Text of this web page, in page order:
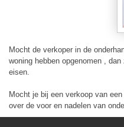
Mocht de verkoper in de
woning hebben opgenomen ,
eisen.
Mocht je bij een verkoop van
over de voor en nadelen van